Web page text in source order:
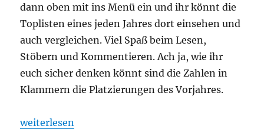
dann oben mit ins Menü ein und ihr könnt die
Toplisten eines jeden Jahres dort einsehen und
auch vergleichen. Viel Spaß beim Lesen,
Stöbern und Kommentieren. Ach ja, wie ihr
euch sicher denken könnt sind die Zahlen in
Klammern die Platzierungen des Vorjahres.
„Spieltrolls Top 100 – Edition 2022“
weiterlesen